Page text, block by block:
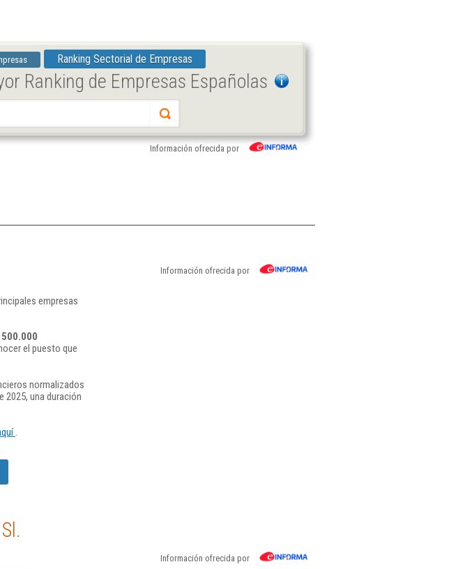
Ranking Sectorial de Empresas
Ranking de Empresas Españolas
Información ofrecida por
Información ofrecida por
empresas
500.000
el puesto que
normalizados
2025, una duración
.
Información ofrecida por